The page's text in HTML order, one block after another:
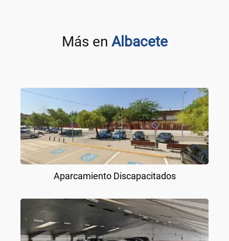
Más en Albacete
Aparcamiento Discapacitados